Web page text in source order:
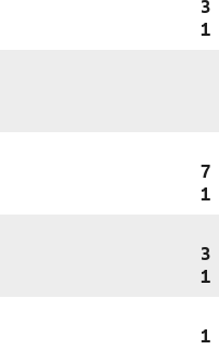
3
1
7
1
3
1
1